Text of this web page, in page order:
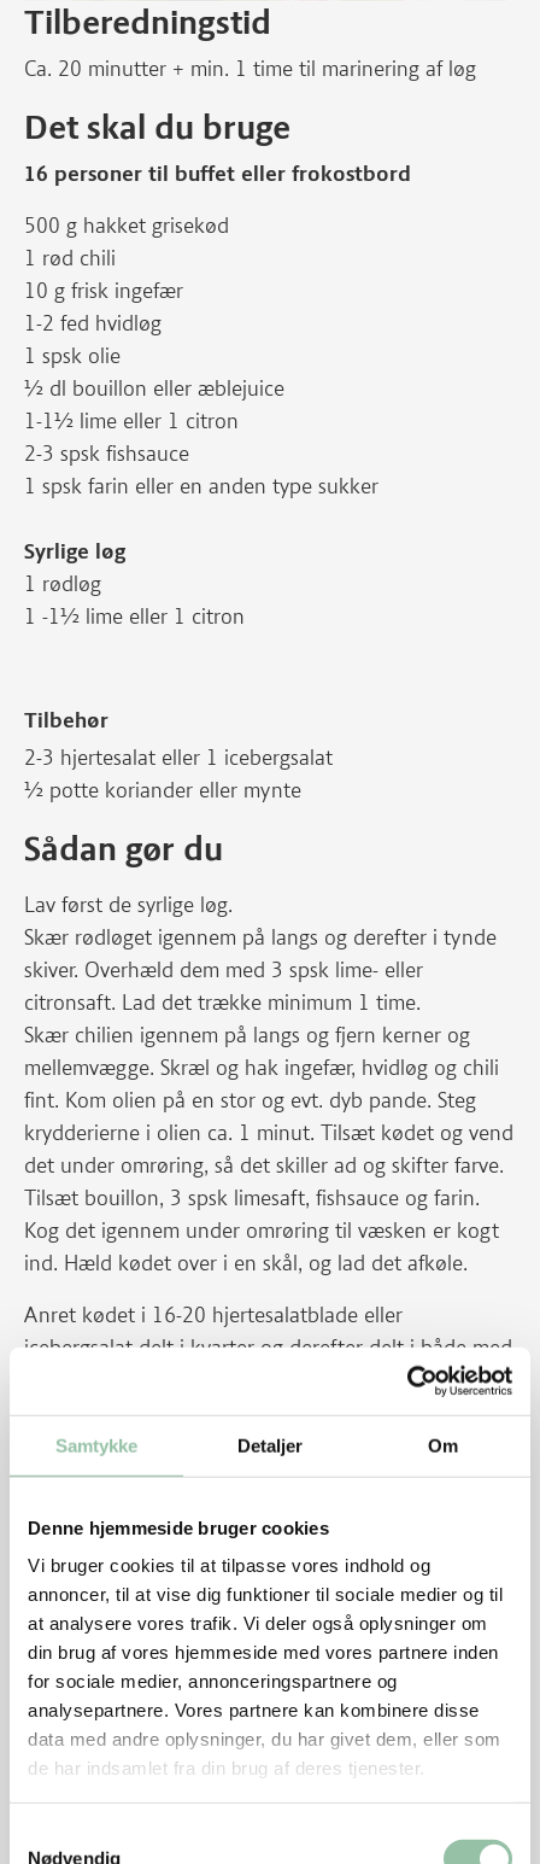
Samtykke Detaljer Om
Denne hjemmeside bruger cookies
Vi bruger cookies til at tilpasse vores indhold og
annoncer, til at vise dig funktioner til sociale medier og til
at analysere vores trafik. Vi deler også oplysninger om
din brug af vores hjemmeside med vores partnere inden
for sociale medier, annonceringspartnere og
analysepartnere. Vores partnere kan kombinere disse
data med andre oplysninger, du har givet dem, eller som
de har indsamlet fra din brug af deres tjenester.
Nødvendig
Tilberedningstid
Ca. 20 minutter + min. 1 time til marinering af løg
Det skal du bruge
16 personer til buffet eller frokostbord
500 g hakket grisekød
1 rød chili
10 g frisk ingefær
1-2 fed hvidløg
1 spsk olie
½ dl bouillon eller æblejuice
1-1½ lime eller 1 citron
2-3 spsk fishsauce
1 spsk farin eller en anden type sukker
Syrlige løg
1 rødløg
1 -1½ lime eller 1 citron
Tilbehør
2-3 hjertesalat eller 1 icebergsalat
½ potte koriander eller mynte
Sådan gør du
Lav først de syrlige løg.
Skær rødløget igennem på langs og derefter i tynde
skiver. Overhæld dem med 3 spsk lime- eller
citronsaft. Lad det trække minimum 1 time.
Skær chilien igennem på langs og fjern kerner og
mellemvægge. Skræl og hak ingefær, hvidløg og chili
fint. Kom olien på en stor og evt. dyb pande. Steg
krydderierne i olien ca. 1 minut. Tilsæt kødet og vend
det under omrøring, så det skiller ad og skifter farve.
Tilsæt bouillon, 3 spsk limesaft, fishsauce og farin.
Kog det igennem under omrøring til væsken er kogt
ind. Hæld kødet over i en skål, og lad det afkøle.
Anret kødet i 16-20 hjertesalatblade eller
icebergsalat delt i kvarter og derefter delt i både med
korianderblade.
Tips
De syrlige løg kan laves flere dage i forvejen og
opbevares i køleskab.
I stedet for syrlige løg kan bruges lidt fintsnittet
syltet ingefær til sushi.
Kødblandingen må gerne være stuetemperatur
eller lidt lun.
Koriander eller mynte kan også hakkes og blandes
Energifordeling